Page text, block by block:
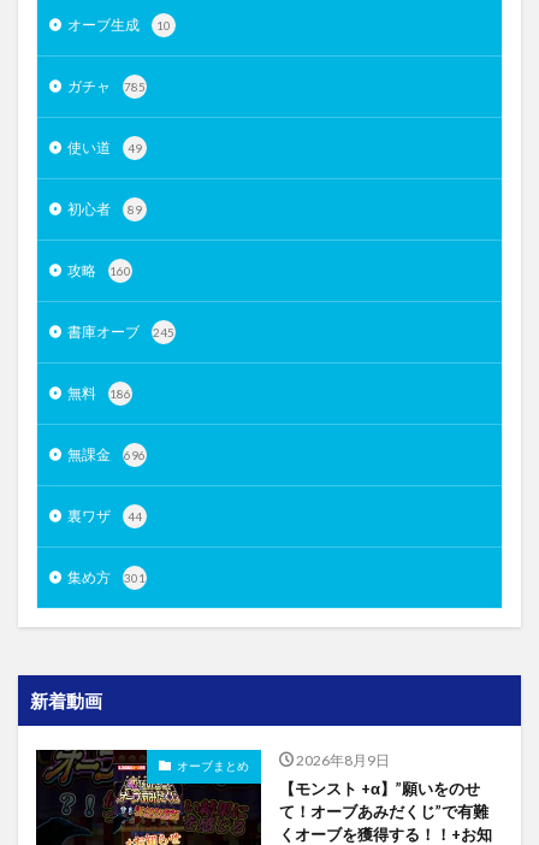
オーブ生成 10
ガチャ 785
使い道 49
初心者 89
攻略 160
書庫オーブ 245
無料 186
無課金 696
裏ワザ 44
集め方 301
新着動画
オーブまとめ 2026年8月9日
【モンスト +α】”願いをのせ
て！オーブあみだくじ”で有難
くオーブを獲得する！！+お知